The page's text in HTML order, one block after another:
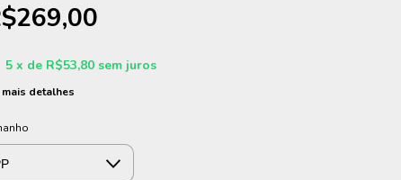
5 x de R$53,80 sem juros
detalhes